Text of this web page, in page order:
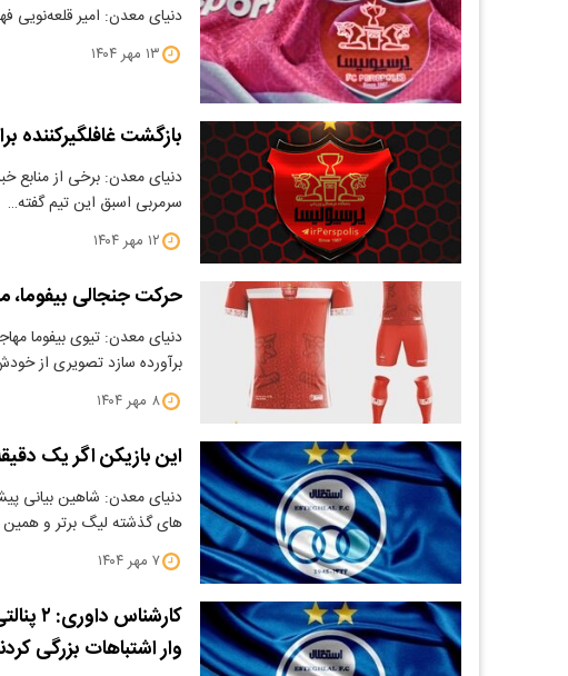
دنیای معدن: امیر قلعه‌نویی
۱۳ مهر ۱۴۰۴
بازگشت غافلگیرکننده
دنیای معدن: برخی از منابع
سرمربی‌ اسبق این تیم گفته…
۱۲ مهر ۱۴۰۴
حرکت جنجالی
دنیای معدن: تیوی بیفوما
برآورده سازد تصویری از
۸ مهر ۱۴۰۴
این بازیکن اگر یک
دنیای معدن: شاهین بیانی
های گذشته لیگ برتر و
۷ مهر ۱۴۰۴
وار اشتباهات بزرگی